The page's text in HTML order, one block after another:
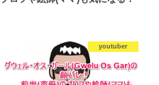
youtuber